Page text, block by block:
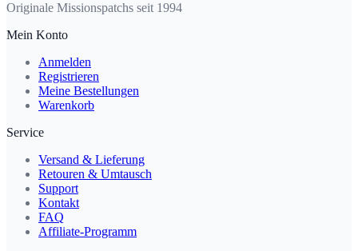
Originale Missionspatchs seit 1994
Mein Konto
Anmelden
Registrieren
Meine Bestellungen
Warenkorb
Service
Versand & Lieferung
Retouren & Umtausch
Support
Kontakt
FAQ
Affiliate-Programm